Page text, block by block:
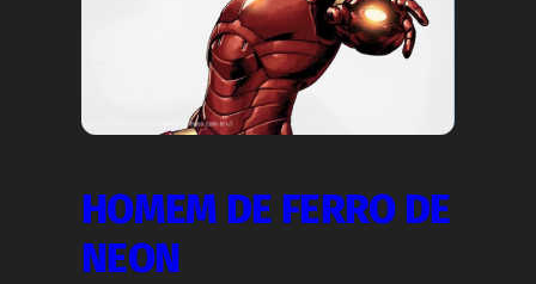
HOMEM DE FERRO DE
NEON